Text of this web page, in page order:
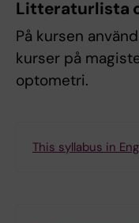
Litteraturlista
På kursen
kurser på
optometri.
This syllabus in